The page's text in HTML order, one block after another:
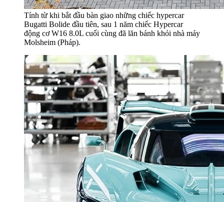
Tính từ khi bắt đầu bàn giao những chiếc hypercar
Bugatti Bolide đầu tiên, sau 1 năm chiếc Hypercar
động cơ W16 8.0L cuối cùng đã lăn bánh khỏi nhà máy
Molsheim (Pháp).